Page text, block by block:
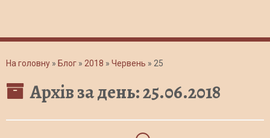
На головну » Блог » 2018 » Червень » 25
Архів за день:25.06.2018